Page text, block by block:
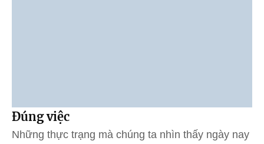
Đúng việc
Những thực trạng mà chúng ta nhìn thấy ngày nay